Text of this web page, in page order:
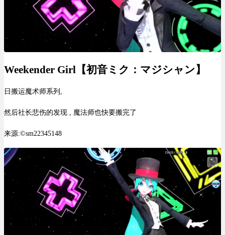
Weekender Girl【初音ミク：マジシャン】
日搬运魔术师系列,
然后社长悲伤的发现 , 魔法师也快要搬完了
来源:©sm22345148